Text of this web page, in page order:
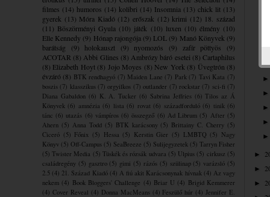
filmes (14) humoros (14) kolibri (14) Insomnia (13) chick lit (13)
gyerek (13) Móra Kiadó (12) erőszak (12) krimi (12) 18. század
(11) Böszörményi Gyula (10) játék (10) luxen (10) élmény (10)
Elle Kennedy (9) Hónap rajongója (9) LOL (9) Manó Könyvek (9)
barátság
(9) holokauszt (9) nyomozós (9) zafír pöttyös
(9)
ACOTAR (8) Abbi Glines (8) Ambrózy báró esetei (8) Cartaphilus
(8) Elizabeth Hoyt (8) Jojo Moyes (8) New York (8) Üvegtrón (8)
évzáró (8) BTK rendhagyó (7) Maiden Lane (7) Park (7) Tavi Kata (7)
boszis (7) klasszikus (7) orgyilkos (7) outlander (7) rockstar (7) sci-fi (7)
Diana Gabaldon (6) K. A. Tucker (6) Sabrina Jeffries (6) Tilos az Á
Könyvek (6) amnézia (6) lista (6) rovat (6) századforduló (6) tinik (6)
tánc (6) utazás (6) vámpíros (6) összegző (6) Ad Librum (5) After (5)
Ahern (5) Anna Todd (5) BTK karácsony (5) Brittainy C. Cherry (5)
Ciceró (5) Főnix (5) Hessa (5) Kerstin Gier (5) LMBTQ (5) Nagy
Könyv (5) Off-Campus (5) SeaBreeze (5) Sulijegyzetek (5) Tarryn Fisher
(5) Twister Media (5) Tüskék és rózsák udvara (5) Ulpius (5) cirkusz (5)
családregény (5) gasztro (5) gimi (5) rázós (5) szülinap (5) varázsló (5)
2.5 (4) 21. Század Kiadó (4) A fiú akit Karácsonynak hívnak (4) Az vagy
nekem (4) Book Bloggers' Challenge (4) Briar U (4) Brigid Kemmerer
(4) Cover Reveal (4) Donna MacMeans (4) Feszülő húr (4) Jennifer E.
►
►
►